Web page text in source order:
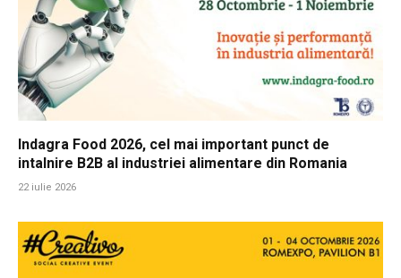
Indagra Food 2026, cel mai important punct de
intalnire B2B al industriei alimentare din Romania
22 iulie 2026